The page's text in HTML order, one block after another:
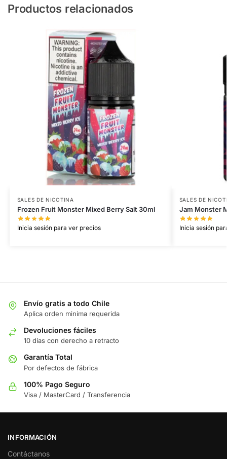
Productos relacionados
SALES DE NICOTINA
Frozen Fruit Monster Mixed Berry Salt 30ml
Inicia sesión para ver precios
SALES DE
Jam Monster
Inicia sesión
Envío gratis a todo Chile
Aplica orden minima requerida
Devoluciones fáciles
10 días con derecho a retracto
Garantía Total
Por defectos de fábrica
100% Pago Seguro
Visa / MasterCard / Transferencia
INFORMACIÓN
Contáctanos